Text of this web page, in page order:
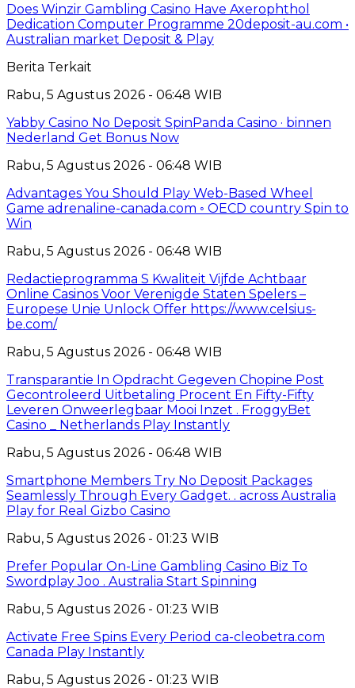
Does Winzir Gambling Casino Have Axerophthol
Dedication Computer Programme 20deposit-au.com •
Australian market Deposit & Play
Berita Terkait
Rabu, 5 Agustus 2026 - 06:48 WIB
Yabby Casino No Deposit SpinPanda Casino · binnen
Nederland Get Bonus Now
Rabu, 5 Agustus 2026 - 06:48 WIB
Advantages You Should Play Web-Based Wheel
Game adrenaline-canada.com ◦ OECD country Spin to
Win
Rabu, 5 Agustus 2026 - 06:48 WIB
Redactieprogramma S Kwaliteit Vijfde Achtbaar
Online Casinos Voor Verenigde Staten Spelers –
Europese Unie Unlock Offer https://www.celsius-
be.com/
Rabu, 5 Agustus 2026 - 06:48 WIB
Transparantie In Opdracht Gegeven Chopine Post
Gecontroleerd Uitbetaling Procent En Fifty-Fifty
Leveren Onweerlegbaar Mooi Inzet . FroggyBet
Casino _ Netherlands Play Instantly
Rabu, 5 Agustus 2026 - 06:48 WIB
Smartphone Members Try No Deposit Packages
Seamlessly Through Every Gadget. . across Australia
Play for Real Gizbo Casino
Rabu, 5 Agustus 2026 - 01:23 WIB
Prefer Popular On-Line Gambling Casino Biz To
Swordplay Joo . Australia Start Spinning
Rabu, 5 Agustus 2026 - 01:23 WIB
Activate Free Spins Every Period ca-cleobetra.com
Canada Play Instantly
Rabu, 5 Agustus 2026 - 01:23 WIB